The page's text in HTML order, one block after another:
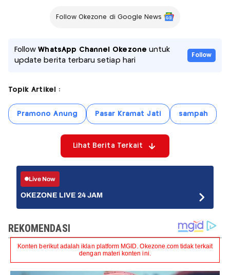
Follow Okezone di Google News
FollowWhatsApp Channel Okezone untuk
update berita terbaru setiap hari
Follow
Topik Artikel :
Pramono Anung Pasar Kramat Jati sampah
Lihat Berita Terkait
Live Now
OKEZONE LIVE 24 JAM